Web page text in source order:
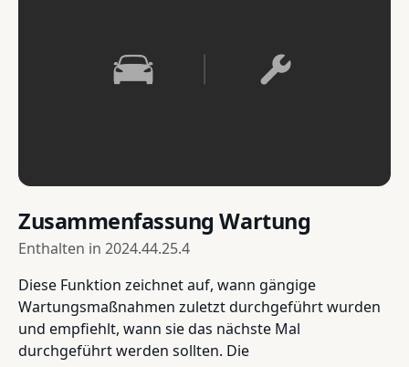
Zusammenfassung Wartung
Enthalten in 2024.44.25.4
Diese Funktion zeichnet auf, wann gängige
Wartungsmaßnahmen zuletzt durchgeführt wurden
und empfiehlt, wann sie das nächste Mal
durchgeführt werden sollten. Die